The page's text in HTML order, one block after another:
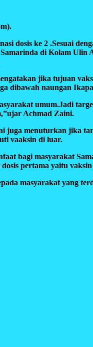
ke 2 .Sesuai
di Kolam Ulin
jika tujuan
dibawah naungan
umum.Jadi
Achmad Zaini.
juga menuturkan jika
vaaksin di luar.
bagi masyarakat
pertama yaitu
masyarakat yang